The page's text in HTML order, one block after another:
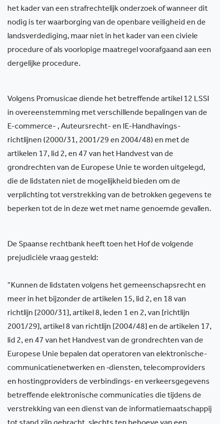
het kader van een strafrechtelijk onderzoek of wanneer dit
nodig is ter waarborging van de openbare veiligheid en de
landsverdediging, maar niet in het kader van een civiele
procedure of als voorlopige maatregel voorafgaand aan een
dergelijke procedure.
Volgens Promusicae diende het betreffende artikel 12 LSSI
in overeenstemming met verschillende bepalingen van de
E-commerce- , Auteursrecht- en IE-Handhavings-
richtlijnen (2000/31, 2001/29 en 2004/48) en met de
artikelen 17, lid 2, en 47 van het Handvest van de
grondrechten van de Europese Unie te worden uitgelegd,
die de lidstaten niet de mogelijkheid bieden om de
verplichting tot verstrekking van de betrokken gegevens te
beperken tot de in deze wet met name genoemde gevallen.
De Spaanse rechtbank heeft toen het Hof de volgende
prejudiciële vraag gesteld:
“Kunnen de lidstaten volgens het gemeenschapsrecht en
meer in het bijzonder de artikelen 15, lid 2, en 18 van
richtlijn [2000/31], artikel 8, leden 1 en 2, van [richtlijn
2001/29], artikel 8 van richtlijn [2004/48] en de artikelen 17,
lid 2, en 47 van het Handvest van de grondrechten van de
Europese Unie bepalen dat operatoren van elektronische-
communicatienetwerken en ‑diensten, telecomproviders
en hostingproviders de verbindings‑ en verkeersgegevens
betreffende elektronische communicaties die tijdens de
verstrekking van een dienst van de informatiemaatschappij